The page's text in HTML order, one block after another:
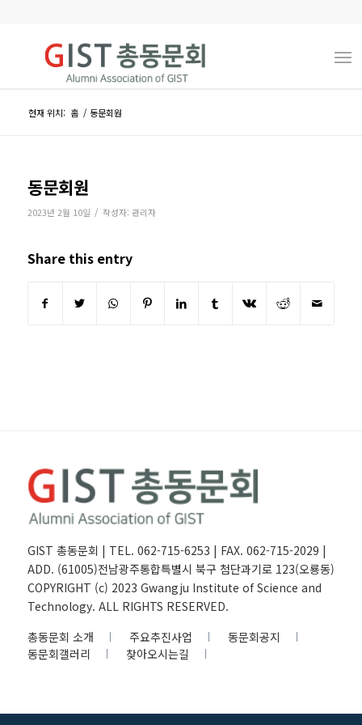
현재 위치: 홈 / 동문회원
동문회원
2023년 2월 10일 / 작성자: 관리자
Share this entry
GIST 총동문회 | TEL. 062-715-6253 | FAX. 062-715-2029 |
ADD. (61005)전남광주통합특별시 북구 첨단과기로 123(오룡동)
COPYRIGHT (c) 2023 Gwangju Institute of Science and
Technology. ALL RIGHTS RESERVED.
총동문회 소개
주요추진사업
동문회공지
동문회갤러리
찾아오시는길